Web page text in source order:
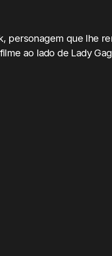
personagem que lhe
ao lado de Lady